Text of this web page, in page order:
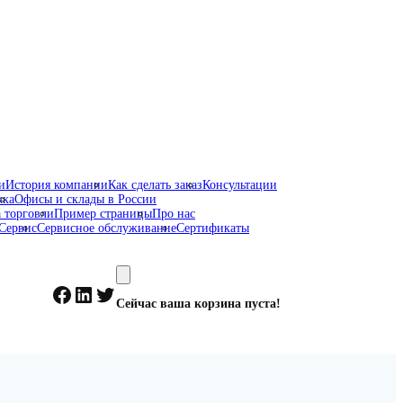
История компанииКак сделать заказКонсультации
Офисы и склады в России
Пример страницыПро нас
Сервисное обслуживаниеСертификаты
Facebook
LinkedIn
Twitter
Сейчас ваша корзина пуста!